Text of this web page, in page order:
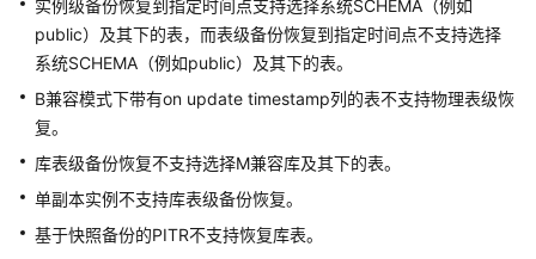
连
接
GaussDB
实
数
据
库
实例级备份恢复到指定时间点支持选择系统SCHEMA（例如
public）及其下的表，而表级备份恢复到指定时间点不支持选择
系统SCHEMA（例如public）及其下的表。
B兼容模式下带有on update timestamp列的表不支持物理表级恢
复。
库表级备份恢复不支持选择M兼容库及其下的表。
单副本实例不支持库表级备份恢复。
基于快照备份的PITR不支持恢复库表。